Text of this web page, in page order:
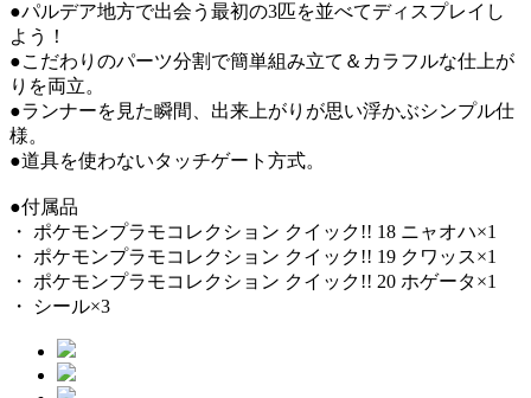
●パルデア地方で出会う最初の3匹を並べてディスプレイし
よう！
●こだわりのパーツ分割で簡単組み立て＆カラフルな仕上が
りを両立。
●ランナーを見た瞬間、出来上がりが思い浮かぶシンプル仕
様。
●道具を使わないタッチゲート方式。
●付属品
・ ポケモンプラモコレクション クイック!! 18 ニャオハ×1
・ ポケモンプラモコレクション クイック!! 19 クワッス×1
・ ポケモンプラモコレクション クイック!! 20 ホゲータ×1
・ シール×3